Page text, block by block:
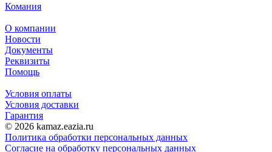
Комания
О компании
Новости
Документы
Реквизиты
Помощь
Условия оплаты
Условия доставки
Гарантия
© 2026 kamaz.eazia.ru
Политика обработки персональных данных
Согласие на обработку персональных данных